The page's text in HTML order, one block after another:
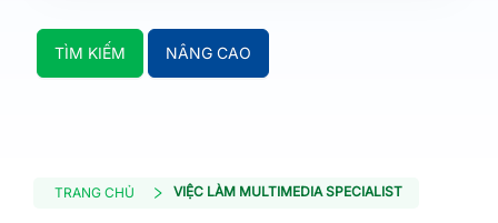
TÌM KIẾM NÂNG CAO
TRANG CHỦ VIỆC LÀM MULTIMEDIA SPECIALIST